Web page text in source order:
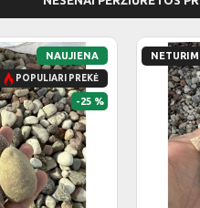
NAUJIENA
POPULIARI PREKĖ
-25 %